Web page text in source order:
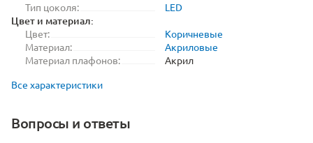
Тип цоколя:
LED
Цвет и материал:
Цвет:
Коричневые
Материал:
Акриловые
Материал плафонов:
Акрил
Все характеристики
Вопросы и ответы